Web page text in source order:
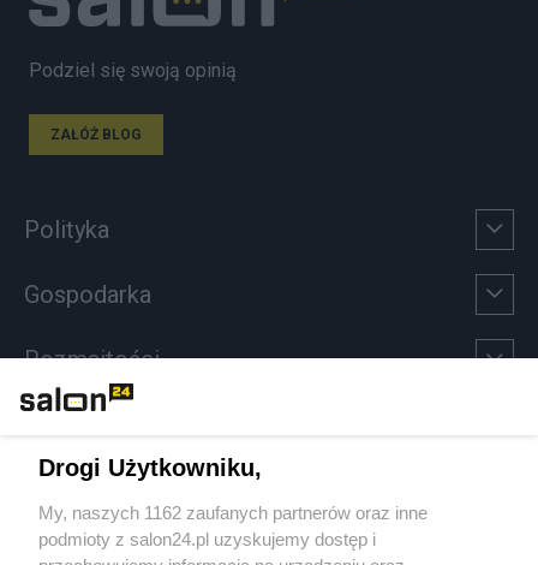
Podziel się swoją opinią
ZAŁÓŻ BLOG
Polityka
Gospodarka
Rozmaitości
Sport
Społeczeństwo
Drogi Użytkowniku,
My, naszych 1162 zaufanych partnerów oraz inne
podmioty z salon24.pl uzyskujemy dostęp i